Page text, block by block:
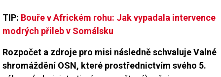
TIP: Bouře v Africkém rohu: Jak vypadala intervence
modrých přileb v Somálsku
Rozpočet a zdroje pro misi následně schvaluje Valné
shromáždění OSN, které prostřednictvím svého 5.